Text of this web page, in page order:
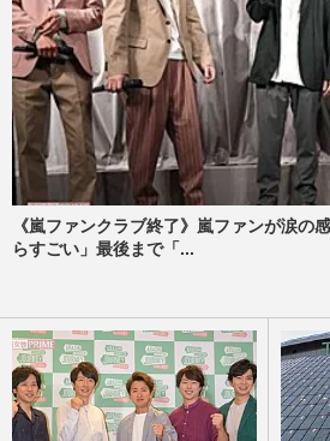
《嵐ファンクラブ終了》嵐ファンが涙の
らすごい」最後まで「...